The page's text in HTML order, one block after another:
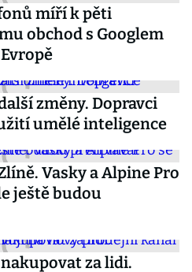
míří k pěti
obchod s Googlem
změny. Dopravci
umělé inteligence
Vasky a Alpine Pro
ještě budou
za lidi.